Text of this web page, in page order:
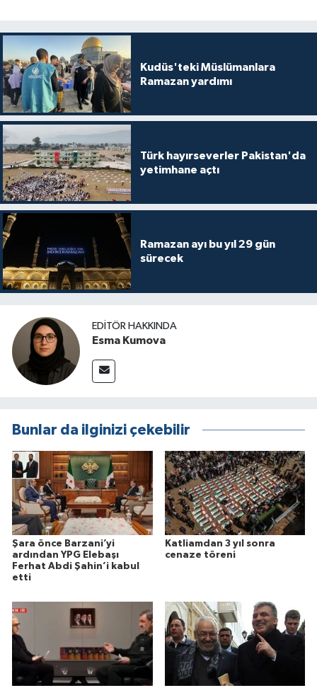
Kudüs'teki Müslümanlara
Ramazan yardımı
Türk hayırseverler Pakistan'da
yetimhane açtı
Ramazan ayı bu yıl 29 gün
sürecek
EDITÖR HAKKINDA
Esma Kumova
Bunlar da ilginizi çekebilir
Şara önce Barzani’yi
ardından YPG Elebaşı
Ferhat Abdi Şahin’i kabul
etti
Katliamdan 3 yıl sonra
cenaze töreni